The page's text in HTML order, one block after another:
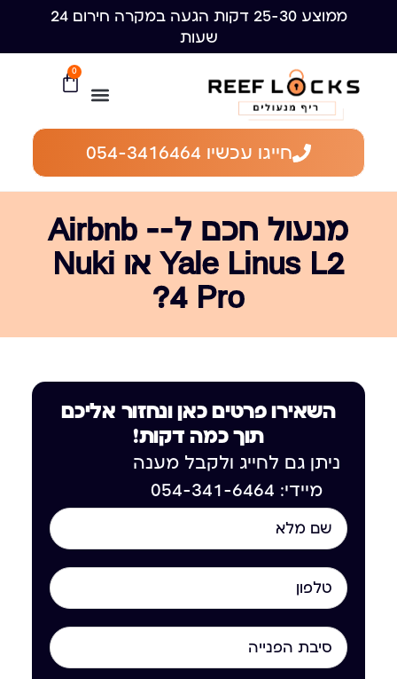
ממוצע 25-30 דקות הגעה במקרה חירום 24
שעות
0
חייגו עכשיו 054-3416464
מנעול חכם ל-Airbnb —
Yale Linus L2 או Nuki
4 Pro?
השאירו פרטים כאן ונחזור אליכם
תוך כמה דקות!
ניתן גם לחייג ולקבל מענה
מיידי: 054-341-6464